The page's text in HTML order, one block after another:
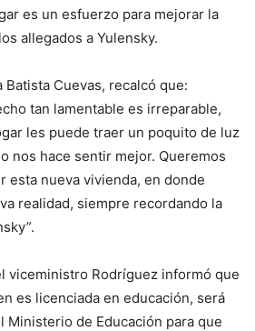
es un esfuerzo para mejorar la
allegados a Yulensky.
Cuevas, recalcó que:
tan lamentable es irreparable,
les puede traer un poquito de luz
nos hace sentir mejor. Queremos
esta nueva vivienda, en donde
realidad, siempre recordando la
viceministro Rodríguez informó que
es licenciada en educación, será
Ministerio de Educación para que